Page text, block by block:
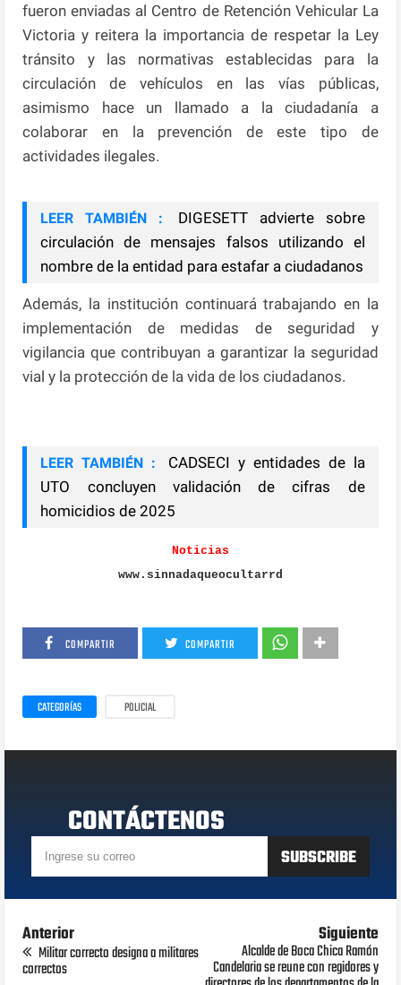
fueron enviadas al Centro de Retención Vehicular La
Victoria y reitera la importancia de respetar la Ley
tránsito y las normativas establecidas para la
circulación de vehículos en las vías públicas,
asimismo hace un llamado a la ciudadanía a
colaborar en la prevención de este tipo de
actividades ilegales.
LEER TAMBIÉN :
DIGESETT advierte sobre
circulación de mensajes falsos utilizando el
nombre de la entidad para estafar a ciudadanos
Además, la institución continuará trabajando en la
implementación de medidas de seguridad y
vigilancia que contribuyan a garantizar la seguridad
vial y la protección de la vida de los ciudadanos.
LEER TAMBIÉN :
CADSECI y entidades de la
UTO concluyen validación de cifras de
homicidios de 2025
Noticias
www.sinnadaqueocultarrd
COMPARTIR COMPARTIR
CATEGORÍAS POLICIAL
CONTÁCTENOS
Anterior
Militar correcto designa a militares
correctos
Siguiente
Alcalde de Boca Chica Ramón
Candelaria se reune con regidores y